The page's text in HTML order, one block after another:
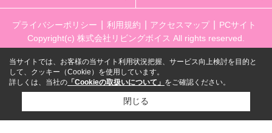
プライバシーポリシー 利用規約 アクセスマップ
PCサイト
Copyright(c) 株式会社リビングボイス All rights reserved.
当サイトでは、お客様の当サイト利用状況把握、サービス向上検討を目的と
して、クッキー（Cookie）を使用しています。
詳しくは、当社の 「Cookieの取扱いについて」 をご確認ください。
閉じる